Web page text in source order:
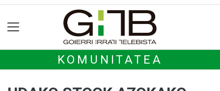
KOMUNITATEA